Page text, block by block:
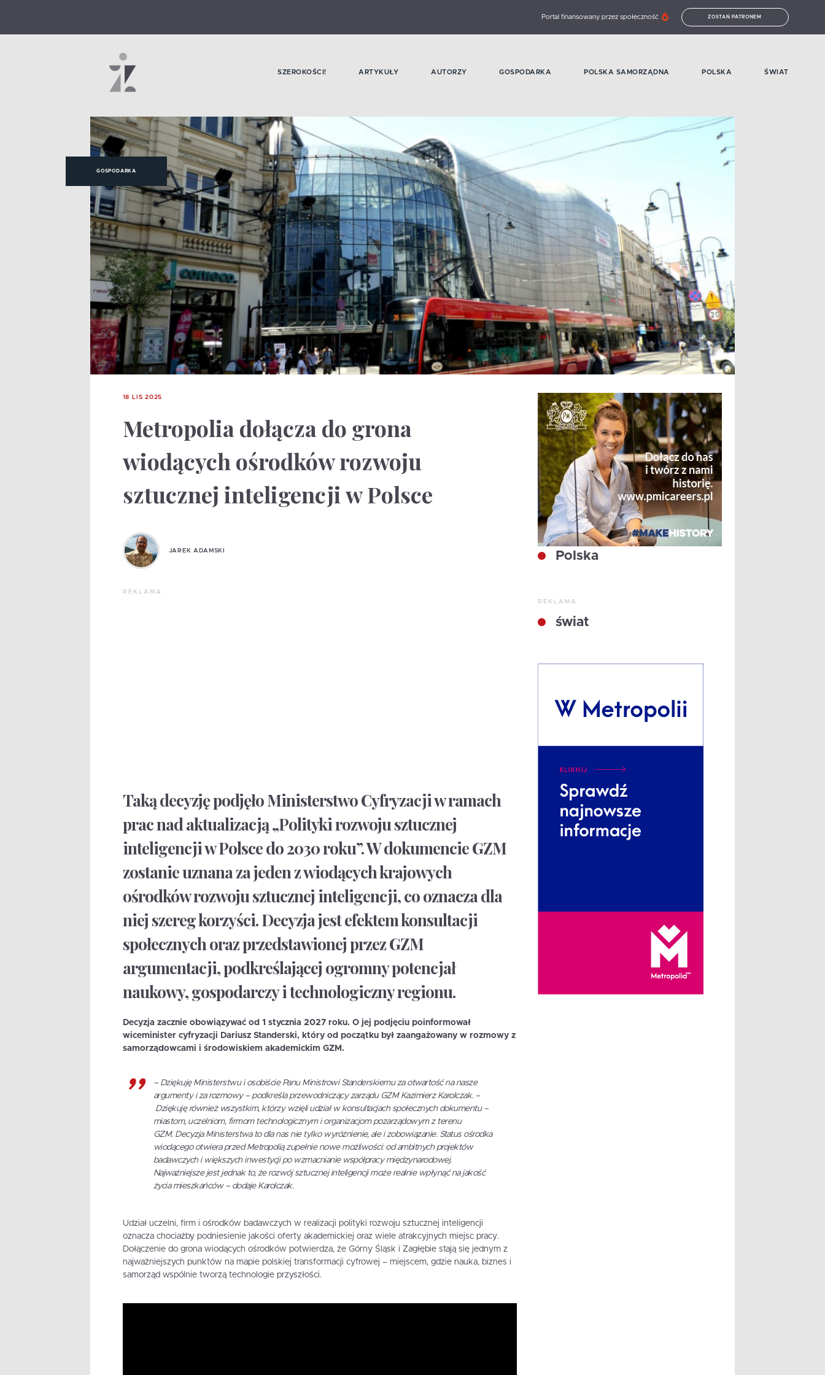
Portal finansowany przez społeczność ZOSTAŃ PATRONEM
SZEROKOŚCI! ARTYKUŁY AUTORZY GOSPODARKA POLSKA SAMORZĄDNA POLSKA ŚWIAT
GOSPODARKA
18 LIS 2025
Metropolia dołącza do grona
wiodących ośrodków rozwoju
sztucznej inteligencji w Polsce
JAREK ADAMSKI
REKLAMA
Taką decyzję podjęło Ministerstwo Cyfryzacji w ramach
prac nad aktualizacją „Polityki rozwoju sztucznej
inteligencji w Polsce do 2030 roku”. W dokumencie GZM
zostanie uznana za jeden z wiodących krajowych
ośrodków rozwoju sztucznej inteligencji, co oznacza dla
niej szereg korzyści. Decyzja jest efektem konsultacji
społecznych oraz przedstawionej przez GZM
argumentacji, podkreślającej ogromny potencjał
naukowy, gospodarczy i technologiczny regionu.
Decyzja zacznie obowiązywać od 1 stycznia 2027 roku. O jej podjęciu poinformował
wiceminister cyfryzacji Dariusz Standerski, który od początku był zaangażowany w rozmowy z
samorządowcami i środowiskiem akademickim GZM.
– Dziękuję Ministerstwu i osobiście Panu Ministrowi Standerskiemu za otwartość na nasze
argumenty i za rozmowy– podkreśla przewodniczący zarządu GZM Kazimierz Karolczak. –
Dziękuję również wszystkim, którzy wzięli udział w konsultacjach społecznych dokumentu –
miastom, uczelniom, firmom technologicznym i organizacjom pozarządowym z terenu
GZM. Decyzja Ministerstwa to dla nas nie tylko wyróżnienie, ale i zobowiązanie. Status ośrodka
wiodącego otwiera przed Metropolią zupełnie nowe możliwości: od ambitnych projektów
badawczych i większych inwestycji po wzmacnianie współpracy międzynarodowej.
Najważniejsze jest jednak to, że rozwój sztucznej inteligencji może realnie wpłynąć na jakość
życia mieszkańców – dodaje Karolczak.
Udział uczelni, firm i ośrodków badawczych w realizacji polityki rozwoju sztucznej inteligencji
oznacza chociażby podniesienie jakości oferty akademickiej oraz wiele atrakcyjnych miejsc pracy.
Dołączenie do grona wiodących ośrodków potwierdza, że Górny Śląsk i Zagłębie stają się jednym z
najważniejszych punktów na mapie polskiej transformacji cyfrowej – miejscem, gdzie nauka, biznes i
samorząd wspólnie tworzą technologie przyszłości.
Polska
REKLAMA
świat